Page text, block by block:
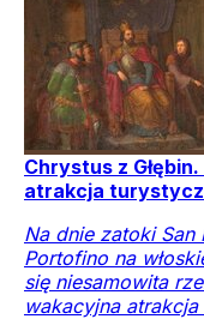
Chrystus z
atrakcja
Na dnie zatoki
Portofino na
się niesamowita
wakacyjna